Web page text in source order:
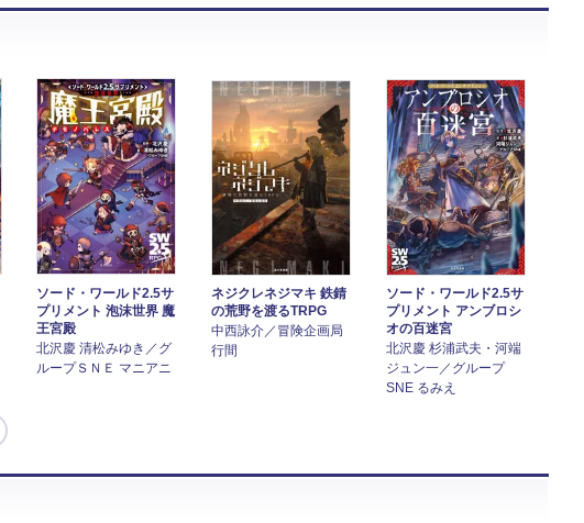
ソード・ワールド2.5サ
プリメント 泡沫世界 魔
王宮殿
北沢慶 清松みゆき／グ
ループＳＮＥ マニアニ
ネジクレネジマキ 鉄錆
の荒野を渡るTRPG
中西詠介／冒険企画局
行間
ソード・ワールド2.5サ
プリメント アンブロシ
オの百迷宮
北沢慶 杉浦武夫・河端
ジュン一／グループ
SNE るみえ